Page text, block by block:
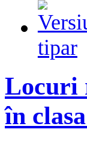
Locuri
în